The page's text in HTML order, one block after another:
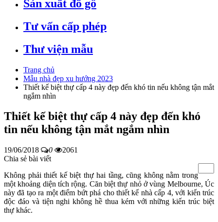
Sản xuất đồ gỗ
Tư vấn cấp phép
Thư viện mẫu
Trang chủ
Mẫu nhà đẹp xu hướng 2023
Thiết kế biệt thự cấp 4 này đẹp đến khó tin nếu không tận mắt
ngắm nhìn
Thiết kế biệt thự cấp 4 này đẹp đến khó
tin nếu không tận mắt ngắm nhìn
19/06/2018 0
2061
Chia sẻ bài viết
Không phải thiết kế biệt thự hai tầng, cũng không nằm trong
một khoảng diện tích rộng. Căn biệt thự nhỏ ở vùng Melbourne, Úc
này đã tạo ra một điểm bứt phá cho thiết kế nhà cấp 4, với kiến trúc
độc đáo và tiện nghi không hề thua kém với những kiến trúc biệt
thự khác.